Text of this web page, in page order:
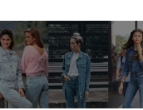
19 tendências
que estão em